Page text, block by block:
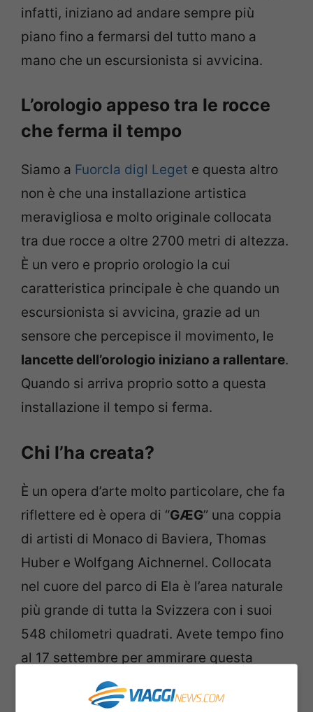
infatti, iniziano ad andare sempre più
piano fino a fermarsi del tutto mano a
mano che un escursionista si avvicina.
L’orologio appeso tra le rocce
che ferma il tempo
Siamo a Fuorcla digl Leget e questa altro
non è che una installazione artistica
meravigliosa e molto originale collocata
tra due rocce a oltre 2700 metri di altezza.
È un vero e proprio orologio la cui
caratteristica principale è che quando un
escursionista si avvicina, grazie ad un
sensore che percepisce il movimento, le
lancette dell’orologio iniziano a rallentare.
Quando si arriva proprio sotto a questa
installazione il tempo si ferma.
Chi l’ha creata?
È un opera d’arte molto particolare, che fa
riflettere ed è opera di “GÆG” una coppia
di artisti di Monaco di Baviera, Thomas
Huber e Wolfgang Aichnernel. Collocata
nel cuore del parco di Ela è l’area naturale
più grande di tutta la Svizzera con i suoi
548 chilometri quadrati. Avete tempo fino
al 17 settembre per ammirare questa
opera d’arte situata nel cuore delle
montagne e ci si arriva piuttosto